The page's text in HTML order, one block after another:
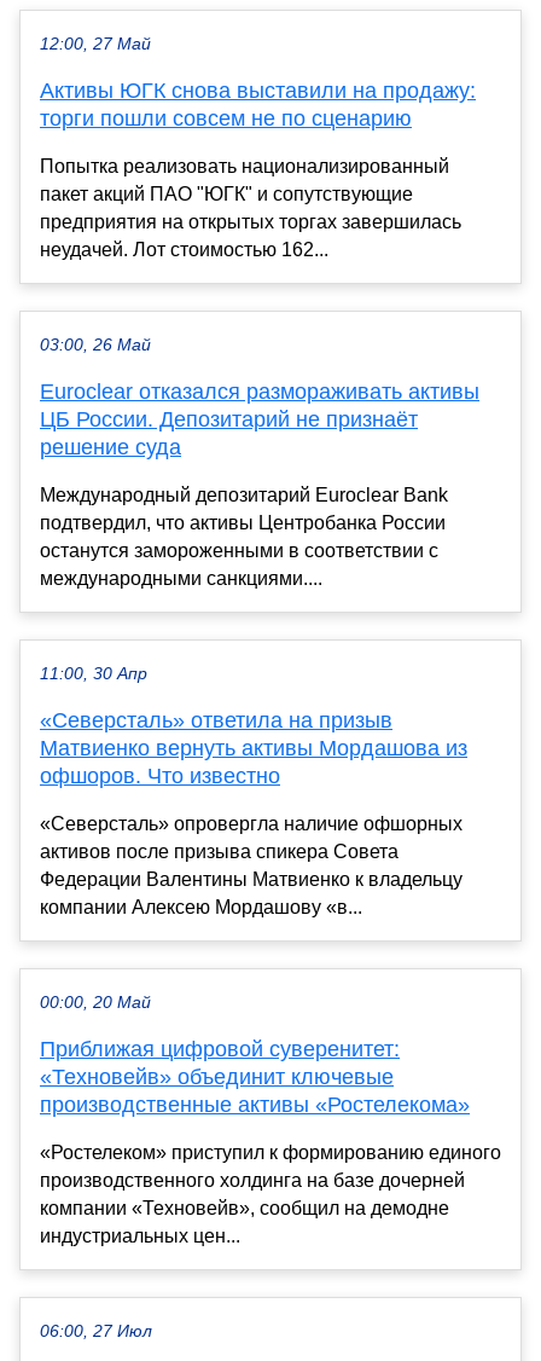
12:00, 27 Май
Активы ЮГК снова выставили на продажу:
торги пошли совсем не по сценарию
Попытка реализовать национализированный
пакет акций ПАО "ЮГК" и сопутствующие
предприятия на открытых торгах завершилась
неудачей. Лот стоимостью 162...
03:00, 26 Май
Euroclear отказался размораживать активы
ЦБ России. Депозитарий не признаёт
решение суда
Международный депозитарий Euroclear Bank
подтвердил, что активы Центробанка России
останутся замороженными в соответствии с
международными санкциями....
11:00, 30 Апр
«Северсталь» ответила на призыв
Матвиенко вернуть активы Мордашова из
офшоров. Что известно
«Северсталь» опровергла наличие офшорных
активов после призыва спикера Совета
Федерации Валентины Матвиенко к владельцу
компании Алексею Мордашову «в...
00:00, 20 Май
Приближая цифровой суверенитет:
«Техновейв» объединит ключевые
производственные активы «Ростелекома»
«Ростелеком» приступил к формированию единого
производственного холдинга на базе дочерней
компании «Техновейв», сообщил на демодне
индустриальных цен...
06:00, 27 Июл